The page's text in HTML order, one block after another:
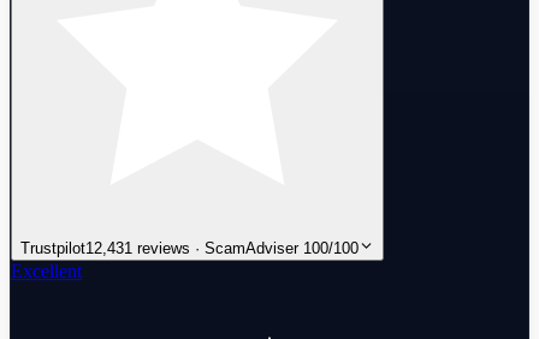
Trustpilot12,431 reviews · ScamAdviser 100/100
Excellent